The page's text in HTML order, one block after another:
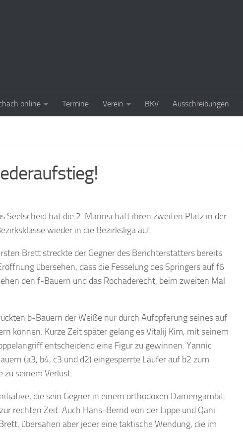
online Termine Verein BKV Ausschreibungen
Seelscheid hat die 2. Mannschaft ihren zweiten Platz in der
wieder in die Bezirksliga auf.
Brett streckte der Gegner des Berichterstatters bereits
übersehen, dass die Fesselung des Springers auf f6
den f-Bauern und das Rochaderecht, beim zweiten Mal
b-Bauern der Weiße nur durch Aufopferung seines auf
können. Kurze Zeit später gelang es Vitalij Kim, mit seinem
entscheidend eine Figur zu gewinnen. Yannic
(a3, b4, c3 und d2) eingesperrte Läufer auf b2 zum
zu seinem Verlust.
die sein Gegner in einem orthodoxen Damengambit
rechten Zeit. Auch Hans-Bernd von der Lippe und Qani
übersahen aber jeder eine taktische Wendung, die im